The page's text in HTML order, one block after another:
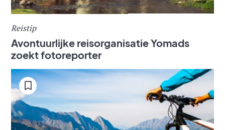
Reistip
Avontuurlijke reisorganisatie Yomads
zoekt fotoreporter